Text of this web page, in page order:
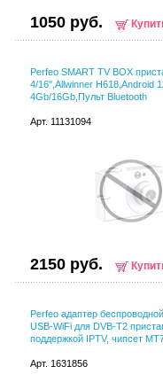
1050 руб.
Perfeo SMART TV BOX
4/16",Allwinner H618,Android
4Gb/16Gb,Пульт Bluetooth
Арт. 11131094
2150 руб.
Perfeo адаптер
USB-WiFi для DVB-T2
поддержкой IPTV, чипсет
Арт. 1631856